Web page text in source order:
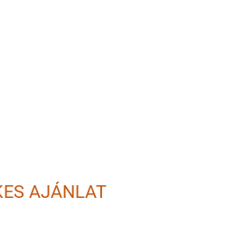
AJÁNLAT